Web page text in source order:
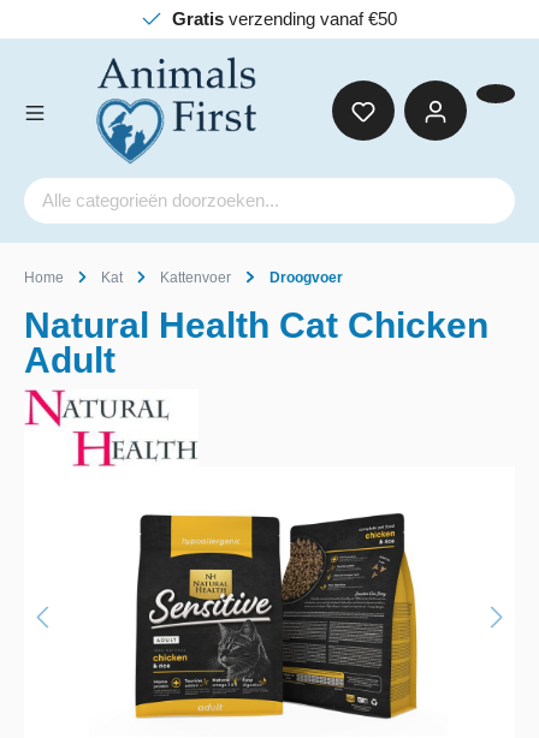
verzending vanaf €50
Home Kat Kattenvoer Droogvoer
Natural Health Cat Chicken
Adult